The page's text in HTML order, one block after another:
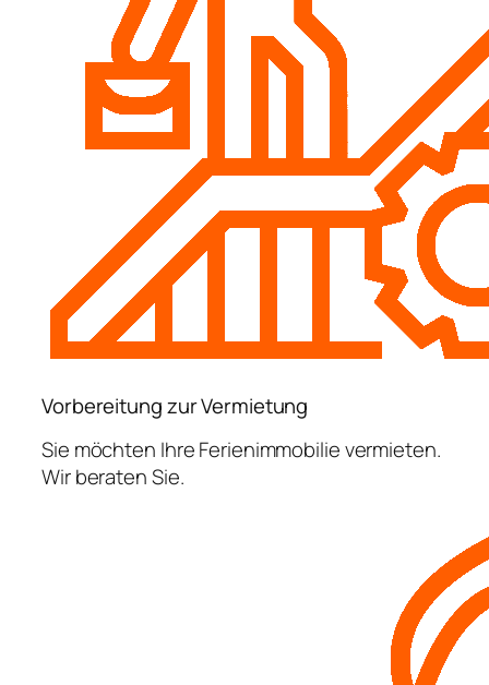
Vorbereitung zur Vermietung
Sie möchten Ihre Ferienimmobilie vermieten.
Wir beraten Sie.